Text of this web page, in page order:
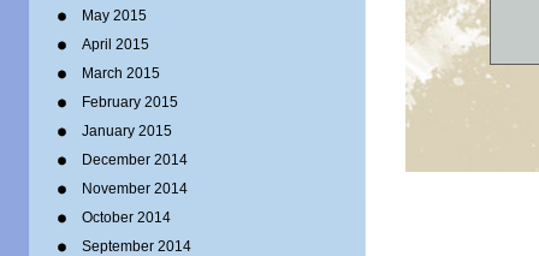
May 2015
April 2015
March 2015
February 2015
January 2015
December 2014
November 2014
October 2014
September 2014